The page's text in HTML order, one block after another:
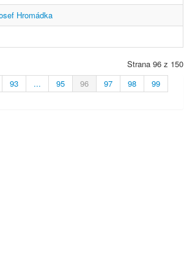
Hromádka
Strana 96 z 150
93 ... 95 96 97 98
99